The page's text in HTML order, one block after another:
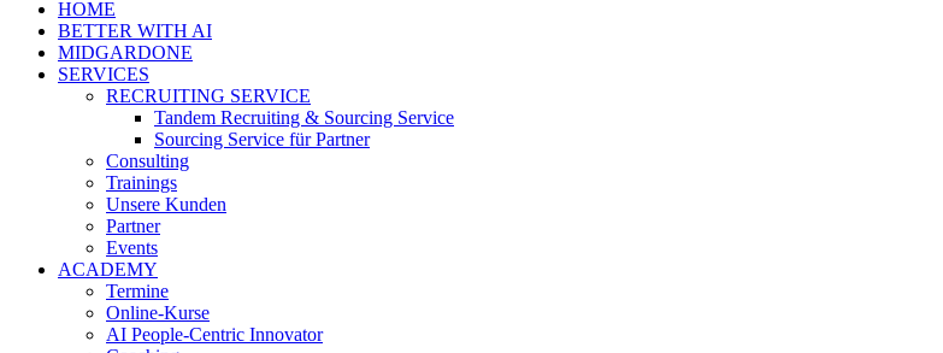
HOME
BETTER WITH AI
MIDGARDONE
SERVICES
RECRUITING SERVICE
Tandem Recruiting & Sourcing Service
Sourcing Service für Partner
Consulting
Trainings
Unsere Kunden
Partner
Events
ACADEMY
Termine
Online-Kurse
AI People-Centric Innovator